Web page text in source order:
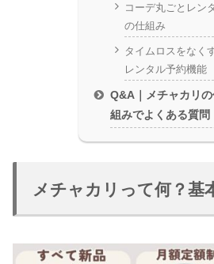
コーデ丸ごとレン
の仕組み
タイムロスをなく
レンタル予約機能
Q&A｜メチャカリ
組みでよくある質問
メチャカリって何？基